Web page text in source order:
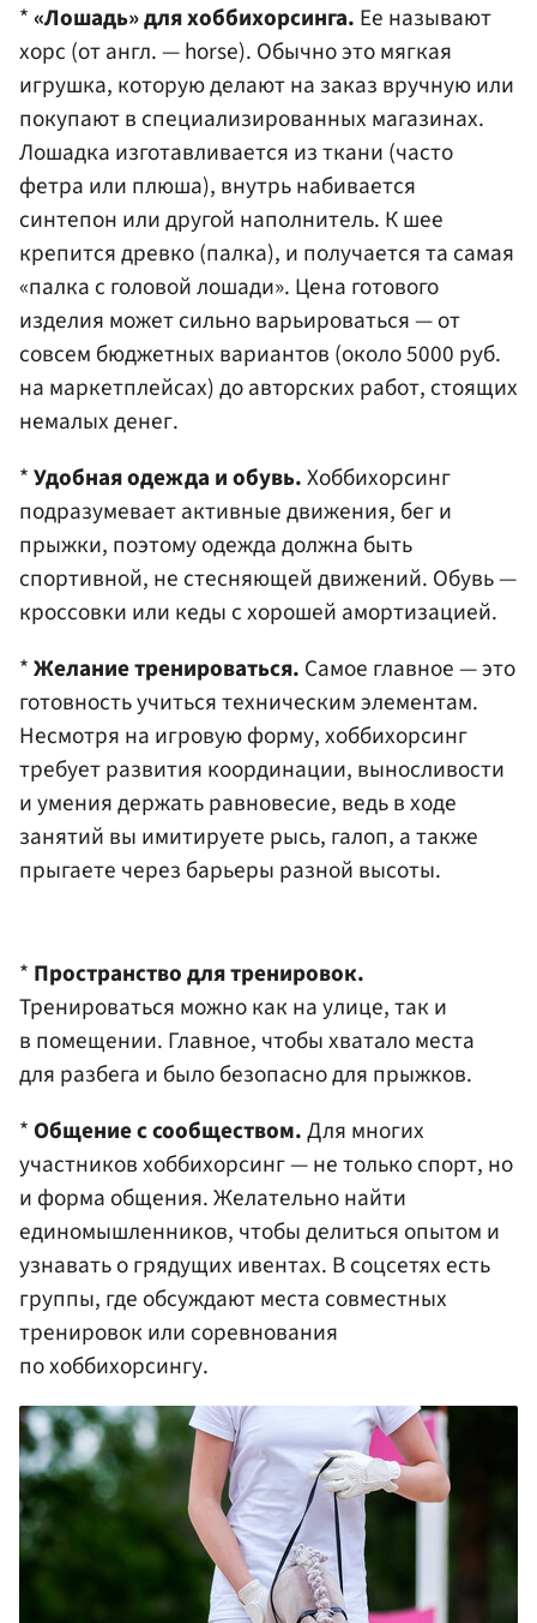
* «Лошадь» для хоббихорсинга. Ее называют
хорс (от англ. — horse). Обычно это мягкая
игрушка, которую делают на заказ вручную или
покупают в специализированных магазинах.
Лошадка изготавливается из ткани (часто
фетра или плюша), внутрь набивается
синтепон или другой наполнитель. К шее
крепится древко (палка), и получается та самая
«палка с головой лошади». Цена готового
изделия может сильно варьироваться — от
совсем бюджетных вариантов (около 5000 руб.
на маркетплейсах) до авторских работ, стоящих
немалых денег.
*Удобная одежда и обувь.Хоббихорсинг
подразумевает активные движения, бег и
прыжки, поэтому одежда должна быть
спортивной, не стесняющей движений. Обувь —
кроссовки или кеды с хорошей амортизацией.
*Желание тренироваться. Самое главное — это
готовность учиться техническим элементам.
Несмотря на игровую форму, хоббихорсинг
требует развития координации, выносливости
и умения держать равновесие, ведь в ходе
занятий вы имитируете рысь, галоп, а также
прыгаете через барьеры разной высоты.
* Пространство для тренировок.
Тренироваться можно как на улице, так и
в помещении. Главное, чтобы хватало места
для разбега и было безопасно для прыжков.
* Общение с сообществом.Для многих
участников хоббихорсинг — не только спорт, но
и форма общения. Желательно найти
единомышленников, чтобы делиться опытом и
узнавать о грядущих ивентах. В соцсетях есть
группы, где обсуждают места совместных
тренировок или соревнования
по хоббихорсингу.